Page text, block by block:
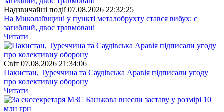
Надзвичайні події 07.08.2026 22:32:25
На Миколаївщині у пункті металобрухту стався вибух: є
загиблий, двоє травмовані
Читати
Свiт 07.08.2026 21:34:06
Пакистан, Туреччина та Саудівська Аравія підписали угоду
про колективну оборону
Читати